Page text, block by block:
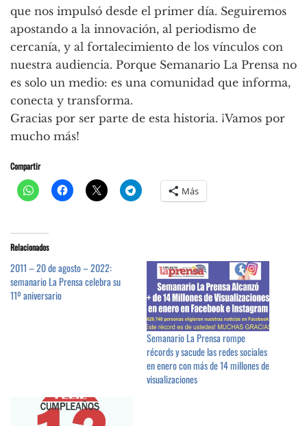
que nos impulsó desde el primer día. Seguiremos
apostando a la innovación, al periodismo de
cercanía, y al fortalecimiento de los vínculos con
nuestra audiencia. Porque Semanario La Prensa no
es solo un medio: es una comunidad que informa,
conecta y transforma.
Gracias por ser parte de esta historia. ¡Vamos por
mucho más!
Compartir
Más
Relacionados
2011 – 20 de agosto – 2022:
semanario La Prensa celebra su
11º aniversario
Semanario La Prensa rompe
récords y sacude las redes sociales
en enero con más de 14 millones de
visualizaciones